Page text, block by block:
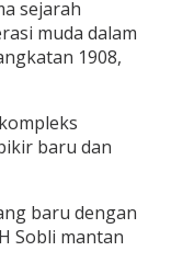
sejarah
muda dalam
1908,
baru dan
baru dengan
Sobli mantan